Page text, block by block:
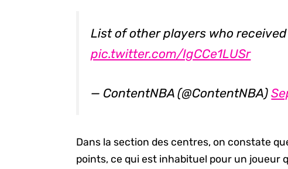
List of other players who
pic.twitter.com/IgCCe1LUSr
— ContentNBA (@ContentNBA)
Dans la section des centres, on constate
points, ce qui est inhabituel pour un joueur